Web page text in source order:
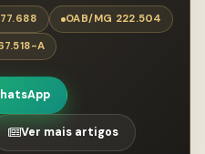
OAB/MG 222.504
A
Ver mais artigos